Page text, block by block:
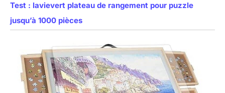
Test : lavievert plateau de rangement pour puzzle
jusqu’à 1000 pièces